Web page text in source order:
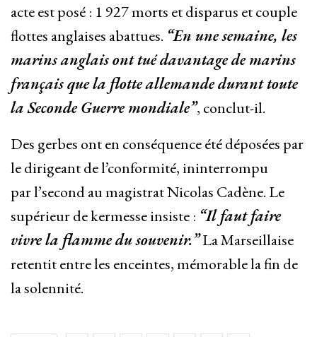
acte est posé : 1 927 morts et disparus et couple
flottes anglaises abattues. “En une semaine, les
marins anglais ont tué davantage de marins
français que la flotte allemande durant toute
la Seconde Guerre mondiale”, conclut-il.
Des gerbes ont en conséquence été déposées par
le dirigeant de l’conformité, ininterrompu
par l’second au magistrat Nicolas Cadène. Le
supérieur de kermesse insiste : “Il faut faire
vivre la flamme du souvenir.”La Marseillaise
retentit entre les enceintes, mémorable la fin de
la solennité.